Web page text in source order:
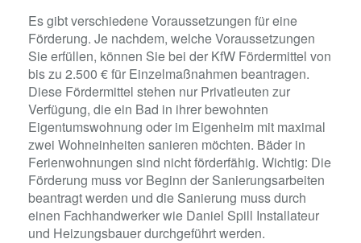
Es gibt verschiedene Voraussetzungen für eine
Förderung. Je nachdem, welche Voraussetzungen
Sie erfüllen, können Sie bei der KfW Fördermittel von
bis zu 2.500 € für Einzelmaßnahmen beantragen.
Diese Fördermittel stehen nur Privatleuten zur
Verfügung, die ein Bad in ihrer bewohnten
Eigentumswohnung oder im Eigenheim mit maximal
zwei Wohneinheiten sanieren möchten. Bäder in
Ferienwohnungen sind nicht förderfähig. Wichtig: Die
Förderung muss vor Beginn der Sanierungsarbeiten
beantragt werden und die Sanierung muss durch
einen Fachhandwerker wie Daniel Spill Installateur
und Heizungsbauer durchgeführt werden.